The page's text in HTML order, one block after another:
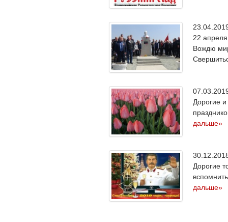
22
Вождю
Дорогие
дальше»
Дорогие
дальше»